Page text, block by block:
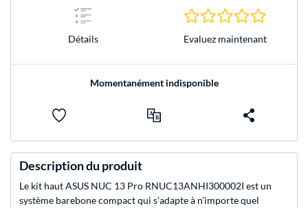
Détails Evaluez maintenant
Momentanément indisponible
Description du produit
Le kit haut ASUS NUC 13 Pro RNUC13ANHI300002I est un
système barebone compact qui s’adapte à n’importe quel